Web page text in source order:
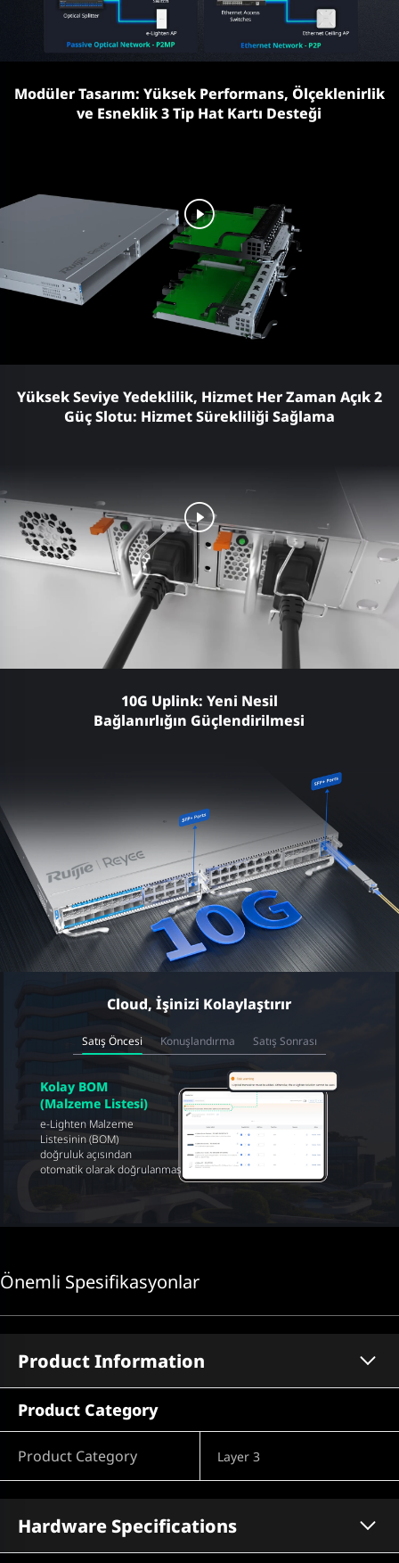
Modüler Tasarım: Yüksek Performans, Ölçeklenirlik
ve Esneklik 3 Tip Hat Kartı Desteği
Yüksek Seviye Yedeklilik, Hizmet Her Zaman Açık 2
Güç Slotu: Hizmet Sürekliliği Sağlama
10G Uplink: Yeni Nesil
Bağlanırlığın Güçlendirilmesi
Cloud, İşinizi Kolaylaştırır
Satış Öncesi Konuşlandırma Satış Sonrası
Kolay BOM
(Malzeme Listesi)
e-Lighten Malzeme
Listesinin (BOM)
doğruluk açısından
otomatik olarak doğrulanması
Önemli Spesifikasyonlar
Product Information
Product Category
Product Category Layer 3
Hardware Specifications